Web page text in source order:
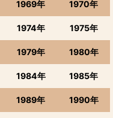
1969年 1970年
1974年 1975年
1979年 1980年
1984年 1985年
1989年 1990年